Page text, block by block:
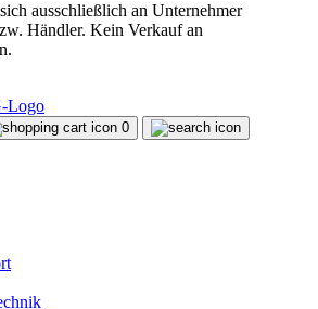
ausschließlich an Unternehmer
Händler. Kein Verkauf an
0